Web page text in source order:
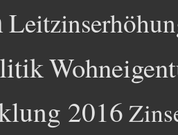
2016